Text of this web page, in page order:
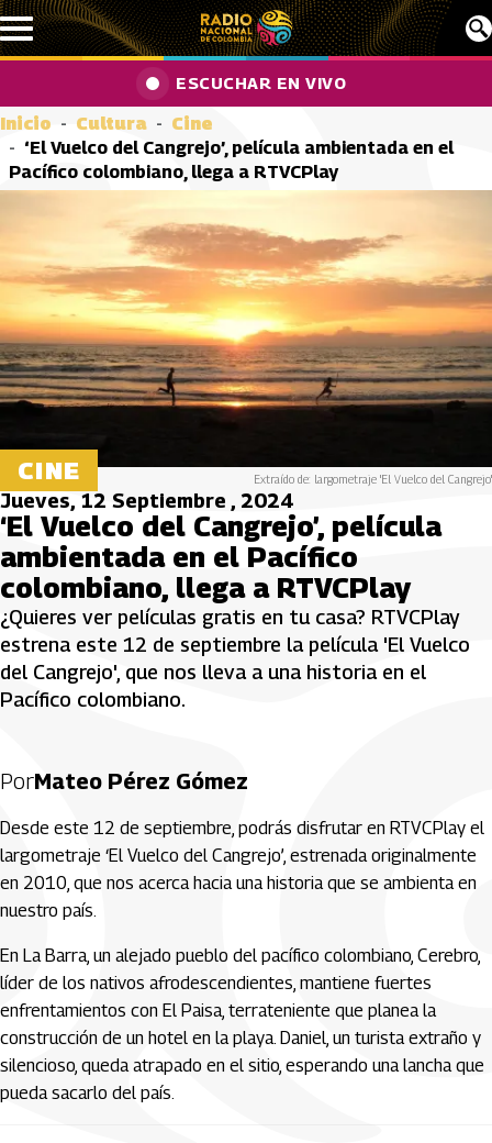
Pasar al contenido principal
ESCUCHAR EN VIVO
Inicio Cultura
Cine
‘El Vuelco del Cangrejo’, película ambientada en el
Pacífico colombiano, llega a RTVCPlay
CINE Extraído de: largometraje 'El Vuelco del Cangrejo'
Jueves, 12 Septiembre , 2024
‘El Vuelco del Cangrejo’, película
ambientada en el Pacífico
colombiano, llega a RTVCPlay
¿Quieres ver películas gratis en tu casa? RTVCPlay
estrena este 12 de septiembre la película 'El Vuelco
del Cangrejo', que nos lleva a una historia en el
Pacífico colombiano.
PorMateo Pérez Gómez
Desde este 12 de septiembre, podrás disfrutar en RTVCPlay el
largometraje ‘El Vuelco del Cangrejo’, estrenada originalmente
en 2010, que nos acerca hacia una historia que se ambienta en
nuestro país.
En La Barra, un alejado pueblo del pacífico colombiano, Cerebro,
líder de los nativos afrodescendientes, mantiene fuertes
enfrentamientos con El Paisa, terrateniente que planea la
construcción de un hotel en la playa. Daniel, un turista extraño y
silencioso, queda atrapado en el sitio, esperando una lancha que
pueda sacarlo del país.